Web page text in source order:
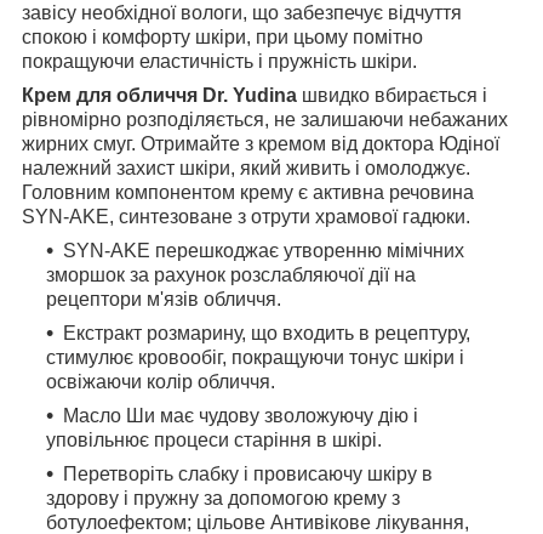
завісу необхідної вологи, що забезпечує відчуття
спокою і комфорту шкіри, при цьому помітно
покращуючи еластичність і пружність шкіри.
Крем для обличчя Dr. Yudina швидко вбирається і
рівномірно розподіляється, не залишаючи небажаних
жирних смуг. Отримайте з кремом від доктора Юдіної
належний захист шкіри, який живить і омолоджує.
Головним компонентом крему є активна речовина
SYN-AKE, синтезоване з отрути храмової гадюки.
SYN-AKE перешкоджає утворенню мімічних
зморшок за рахунок розслабляючої дії на
рецептори м'язів обличчя.
Екстракт розмарину, що входить в рецептуру,
стимулює кровообіг, покращуючи тонус шкіри і
освіжаючи колір обличчя.
Масло Ши має чудову зволожуючу дію і
уповільнює процеси старіння в шкірі.
Перетворіть слабку і провисаючу шкіру в
здорову і пружну за допомогою крему з
ботулоефектом; цільове Антивікове лікування,